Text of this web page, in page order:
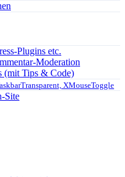
Plugins etc.
Moderation
(mit Tips & Code)
XMouseToggle
Site